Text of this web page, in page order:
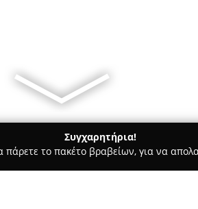
Συγχαρητήρια!
πάρετε το πακέτο βραβείων, για να